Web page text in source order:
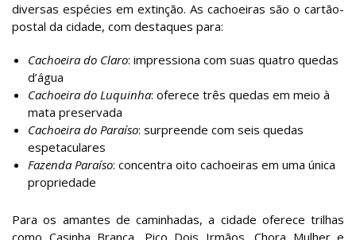
diversas espécies em extinção. As cachoeiras são o cartão-
postal da cidade, com destaques para:
Cachoeira do Claro: impressiona com suas quatro quedas
d’água
Cachoeira do Luquinha: oferece três quedas em meio à
mata preservada
Cachoeira do Paraíso: surpreende com seis quedas
espetaculares
Fazenda Paraíso: concentra oito cachoeiras em uma única
propriedade
Para os amantes de caminhadas, a cidade oferece trilhas